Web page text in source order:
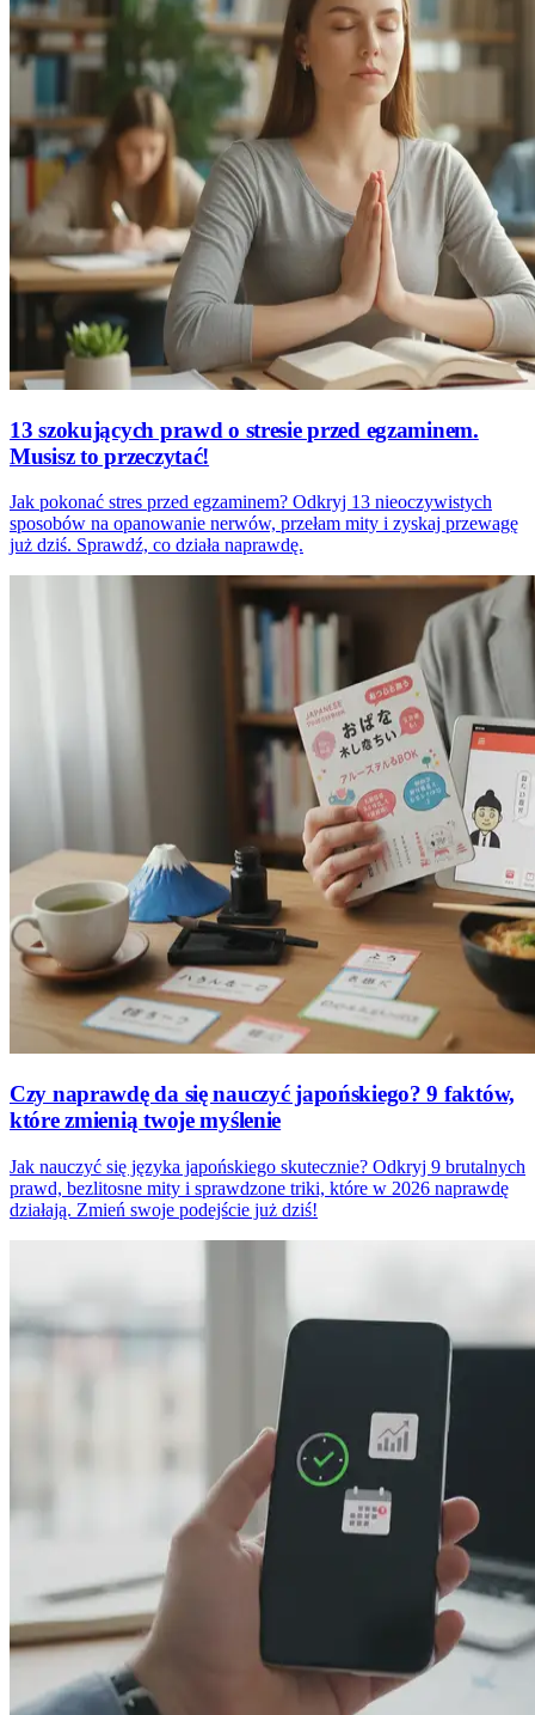
13 szokujących prawd o stresie przed egzaminem.
Musisz to przeczytać!
Jak pokonać stres przed egzaminem? Odkryj 13 nieoczywistych
sposobów na opanowanie nerwów, przełam mity i zyskaj przewagę
już dziś. Sprawdź, co działa naprawdę.
Czy naprawdę da się nauczyć japońskiego? 9 faktów,
które zmienią twoje myślenie
Jak nauczyć się języka japońskiego skutecznie? Odkryj 9 brutalnych
prawd, bezlitosne mity i sprawdzone triki, które w 2026 naprawdę
działają. Zmień swoje podejście już dziś!